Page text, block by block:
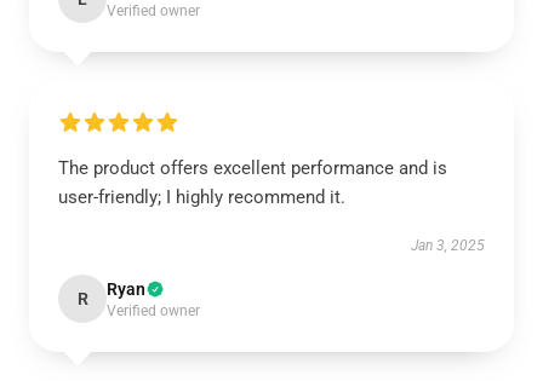
Verified owner
The product offers excellent performance and is
user-friendly; I highly recommend it.
Jan 3, 2025
R Ryan
Verified owner